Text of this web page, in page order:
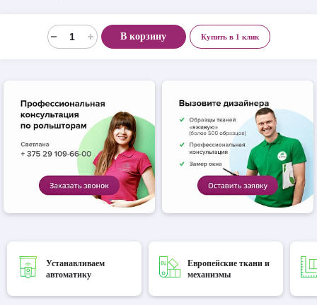
В корзину Купить в 1 клик
Устанавливаем
автоматику
Европейские ткани и
механизмы